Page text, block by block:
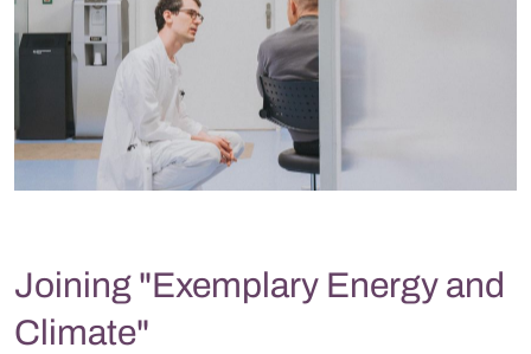
Joining "Exemplary Energy and
Climate"